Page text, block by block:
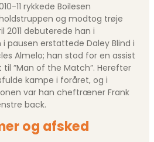
11 rykkede Boilesen
og modtog trøje
2011 debuterede han i
pausen erstattede Daley Blind i
Almelo; han stod for en assist
”Man of the Match”. Herefter
kampe i foråret, og i
var han cheftræner Frank
back.
og afsked